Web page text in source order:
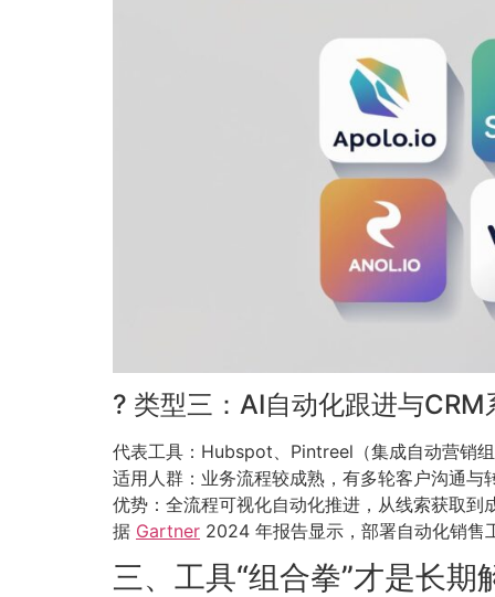
? 类型三：AI自动化跟进与CRM
代表工具：Hubspot、Pintreel（集成自动营销
适用人群：业务流程较成熟，有多轮客户沟通与
优势：全流程可视化自动化推进，从线索获取
据 Gartner 2024 年报告显示，部署自动化销售
三、工具“组合拳”才是长期